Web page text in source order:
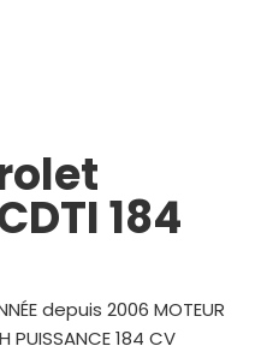
184
depuis 2006 MOTEUR
PUISSANCE 184 CV